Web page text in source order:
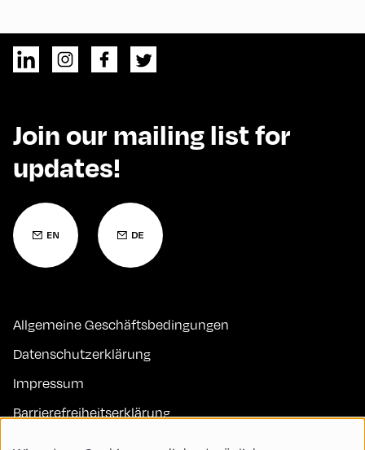
Join our mailing list for
updates!
Allgemeine Geschäftsbedingungen
Datenschutzerklärung
Impressum
Barrierefreiheitserklärung